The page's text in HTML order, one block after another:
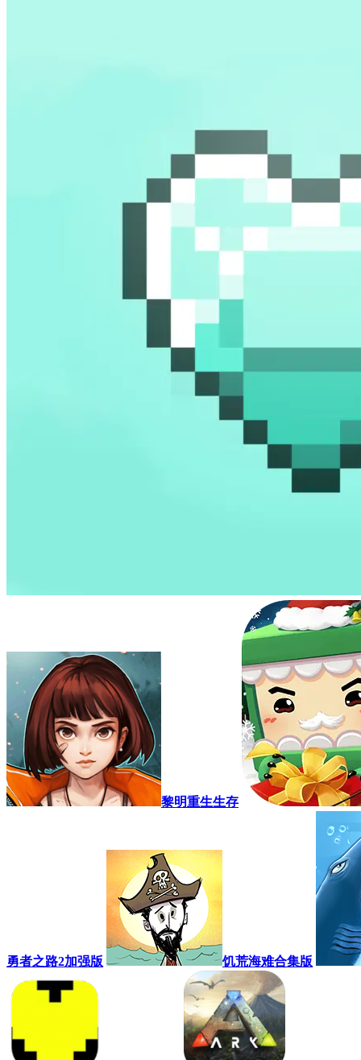
黎明重生生存
勇者之路2加强版 饥荒海难合集版